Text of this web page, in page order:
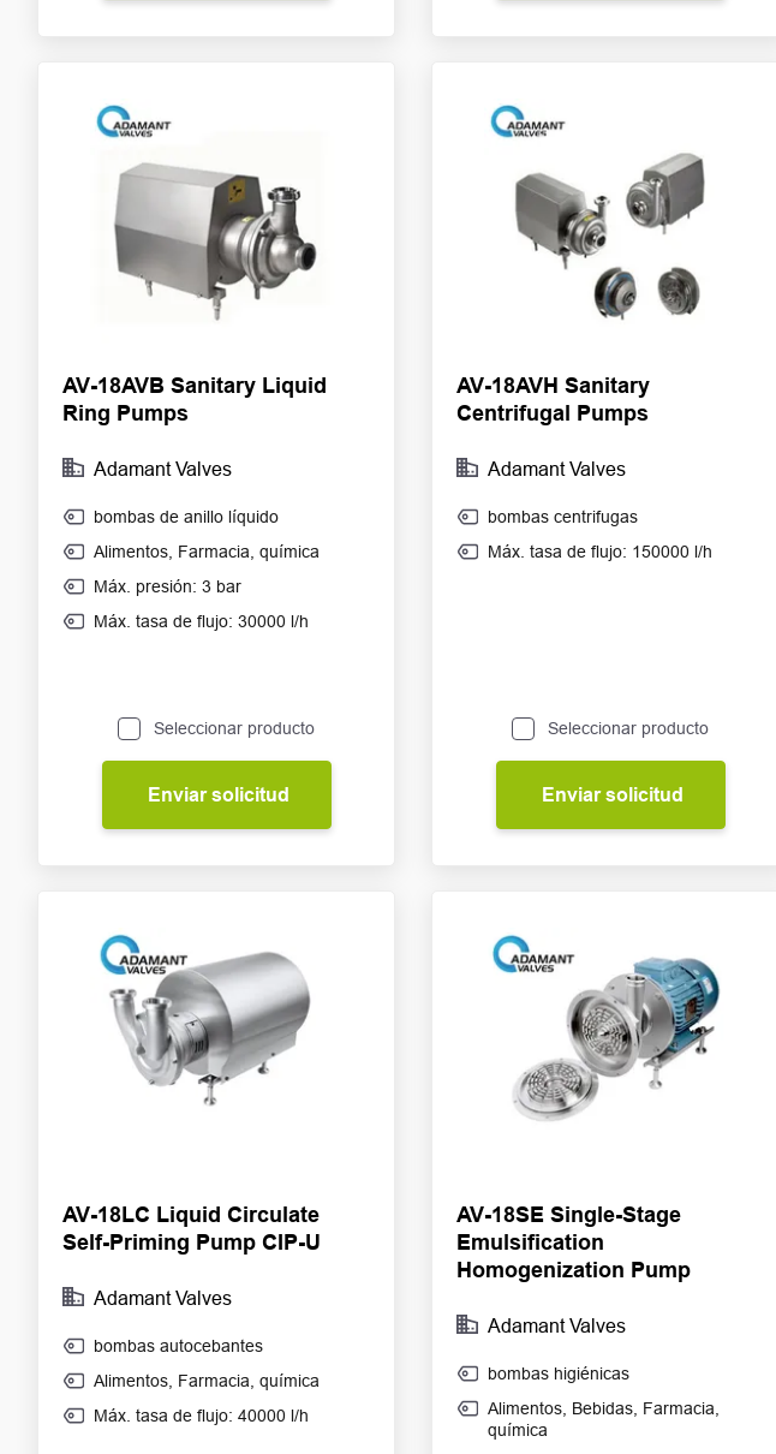
AV-18AVB Sanitary Liquid
Ring Pumps
Adamant Valves
bombas de anillo líquido
Alimentos Farmacia química
Máx. presión: 3 bar
Máx. tasa de flujo: 30000 l/h
Seleccionar producto
Enviar solicitud
AV-18AVH Sanitary
Centrifugal Pumps
Adamant Valves
bombas centrifugas
Máx. tasa de flujo: 150000 l/h
Seleccionar producto
Enviar solicitud
AV-18LC Liquid Circulate
Self-Priming Pump CIP-U
Adamant Valves
bombas autocebantes
Alimentos Farmacia química
Máx. tasa de flujo: 40000 l/h
AV-18SE Single-Stage
Emulsification
Homogenization Pump
Adamant Valves
bombas higiénicas
Alimentos Bebidas Farmacia
química